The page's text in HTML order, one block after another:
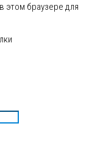
этом браузере для